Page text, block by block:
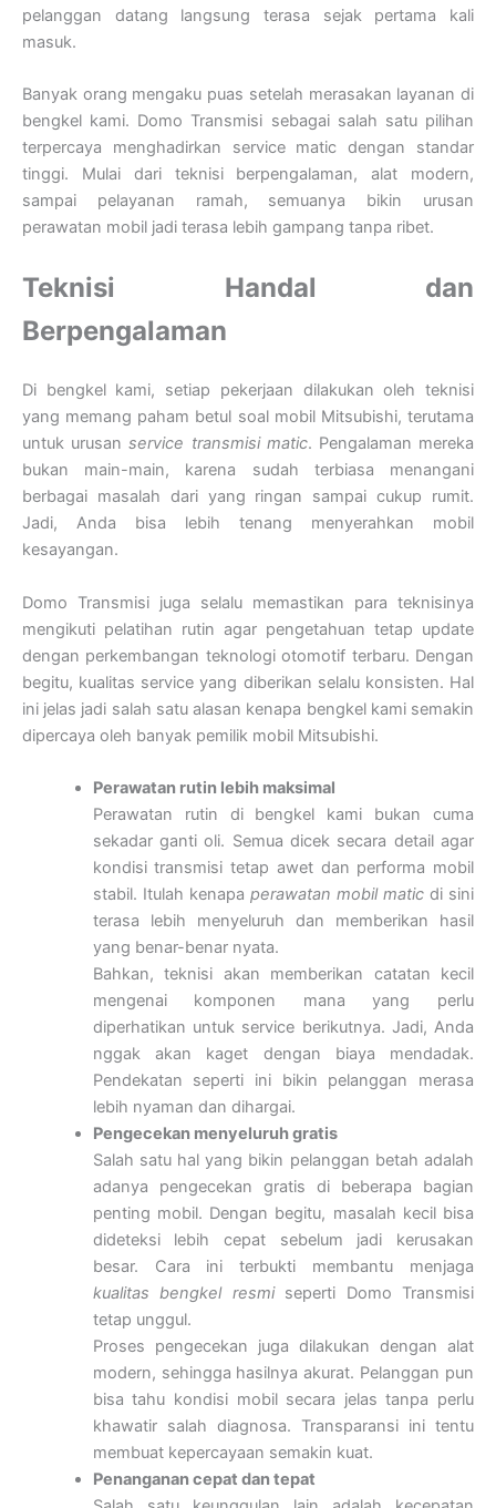
pelanggan datang langsung terasa sejak pertama kali
masuk.
Banyak orang mengaku puas setelah merasakan layanan di
bengkel kami. Domo Transmisi sebagai salah satu pilihan
terpercaya menghadirkan service matic dengan standar
tinggi. Mulai dari teknisi berpengalaman, alat modern,
sampai pelayanan ramah, semuanya bikin urusan
perawatan mobil jadi terasa lebih gampang tanpa ribet.
Teknisi Handal dan
Berpengalaman
Di bengkel kami, setiap pekerjaan dilakukan oleh teknisi
yang memang paham betul soal mobil Mitsubishi, terutama
untuk urusanservice transmisi matic. Pengalaman mereka
bukan main-main, karena sudah terbiasa menangani
berbagai masalah dari yang ringan sampai cukup rumit.
Jadi, Anda bisa lebih tenang menyerahkan mobil
kesayangan.
Domo Transmisi juga selalu memastikan para teknisinya
mengikuti pelatihan rutin agar pengetahuan tetap update
dengan perkembangan teknologi otomotif terbaru. Dengan
begitu, kualitas service yang diberikan selalu konsisten. Hal
ini jelas jadi salah satu alasan kenapa bengkel kami semakin
dipercaya oleh banyak pemilik mobil Mitsubishi.
Perawatan rutin lebih maksimal
Perawatan rutin di bengkel kami bukan cuma
sekadar ganti oli. Semua dicek secara detail agar
kondisi transmisi tetap awet dan performa mobil
stabil. Itulah kenapa perawatan mobil maticdi sini
terasa lebih menyeluruh dan memberikan hasil
yang benar-benar nyata.
Bahkan, teknisi akan memberikan catatan kecil
mengenai komponen mana yang perlu
diperhatikan untuk service berikutnya. Jadi, Anda
nggak akan kaget dengan biaya mendadak.
Pendekatan seperti ini bikin pelanggan merasa
lebih nyaman dan dihargai.
Pengecekan menyeluruh gratis
Salah satu hal yang bikin pelanggan betah adalah
adanya pengecekan gratis di beberapa bagian
penting mobil. Dengan begitu, masalah kecil bisa
dideteksi lebih cepat sebelum jadi kerusakan
besar. Cara ini terbukti membantu menjaga
kualitas bengkel resmiseperti Domo Transmisi
tetap unggul.
Proses pengecekan juga dilakukan dengan alat
modern, sehingga hasilnya akurat. Pelanggan pun
bisa tahu kondisi mobil secara jelas tanpa perlu
khawatir salah diagnosa. Transparansi ini tentu
membuat kepercayaan semakin kuat.
Penanganan cepat dan tepat